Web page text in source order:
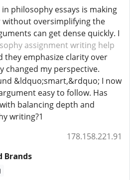
philosophy essays is making
oversimplifying the
can get dense quickly. I
assignment writing help
they emphasize clarity over
changed my perspective.
&ldquo;smart,&rdquo; I now
easy to follow. Has
balancing depth and
writing?1
178.158.221.91
Brands